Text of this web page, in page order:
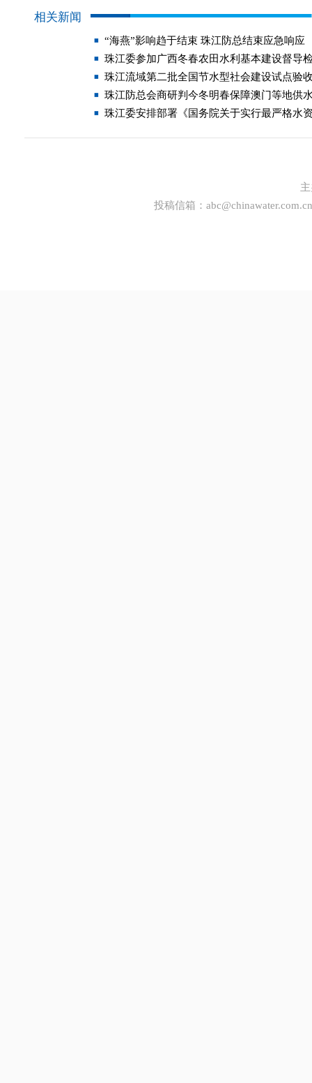
相关新闻
“海燕”影响趋于结束 珠江防总结束应急响应
珠江委参加广西冬春农田水利基本建设督导
珠江流域第二批全国节水型社会建设试点验
珠江防总会商研判今冬明春保障澳门等地供
珠江委安排部署《国务院关于实行最严格水
投稿信箱： abc@chinawater.com.cn